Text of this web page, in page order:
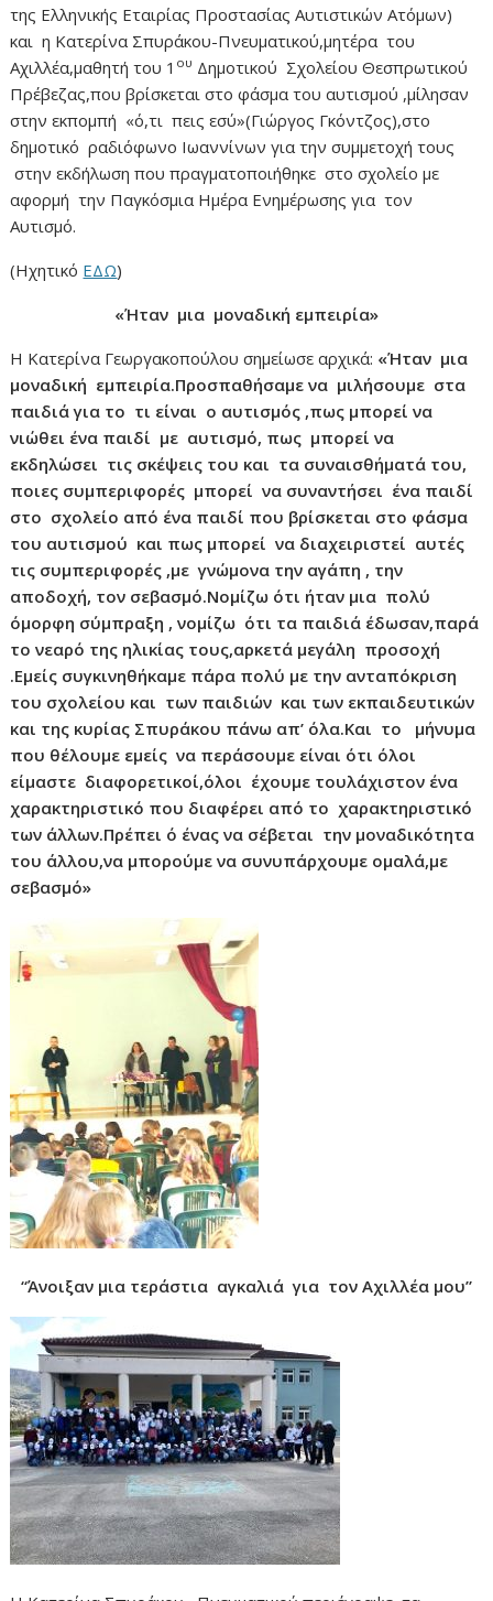
της Ελληνικής Εταιρίας Προστασίας Αυτιστικών Ατόμων)
και η Κατερίνα Σπυράκου-Πνευματικού,μητέρα του
Αχιλλέα,μαθητή του 1 ου Δημοτικού Σχολείου Θεσπρωτικού
Πρέβεζας,που βρίσκεται στο φάσμα του αυτισμού ,μίλησαν
στην εκπομπή «ό,τι πεις εσύ»(Γιώργος Γκόντζος),στο
δημοτικό ραδιόφωνο Ιωαννίνων για την συμμετοχή τους
στην εκδήλωση που πραγματοποιήθηκε στο σχολείο με
αφορμή την Παγκόσμια Ημέρα Ενημέρωσης για τον
Αυτισμό.
(Ηχητικό ΕΔΩ)
«Ήταν μια μοναδική εμπειρία»
Η Κατερίνα Γεωργακοπούλου σημείωσε αρχικά: «Ήταν μια
μοναδική εμπειρία.Προσπαθήσαμε να μιλήσουμε στα
παιδιά για το τι είναι ο αυτισμός ,πως μπορεί να
νιώθει ένα παιδί με αυτισμό, πως μπορεί να
εκδηλώσει τις σκέψεις του και τα συναισθήματά του,
ποιες συμπεριφορές μπορεί να συναντήσει ένα παιδί
στο σχολείο από ένα παιδί που βρίσκεται στο φάσμα
του αυτισμού και πως μπορεί να διαχειριστεί αυτές
τις συμπεριφορές ,με γνώμονα την αγάπη , την
αποδοχή, τον σεβασμό.Νομίζω ότι ήταν μια πολύ
όμορφη σύμπραξη , νομίζω ότι τα παιδιά έδωσαν,παρά
το νεαρό της ηλικίας τους,αρκετά μεγάλη προσοχή
.Εμείς συγκινηθήκαμε πάρα πολύ με την ανταπόκριση
του σχολείου και των παιδιών και των εκπαιδευτικών
και της κυρίας Σπυράκου πάνω απ’ όλα.Και το μήνυμα
που θέλουμε εμείς να περάσουμε είναι ότι όλοι
είμαστε διαφορετικοί,όλοι έχουμε τουλάχιστον ένα
χαρακτηριστικό που διαφέρει από το χαρακτηριστικό
των άλλων.Πρέπει ό ένας να σέβεται την μοναδικότητα
του άλλου,να μπορούμε να συνυπάρχουμε ομαλά,με
σεβασμό»
“Άνοιξαν μια τεράστια αγκαλιά για τον Αχιλλέα μου”